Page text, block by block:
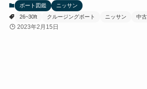
ボート図鑑
ニッサン
26~30ft
クルージングボート ニッサン 中
2023年2月15日